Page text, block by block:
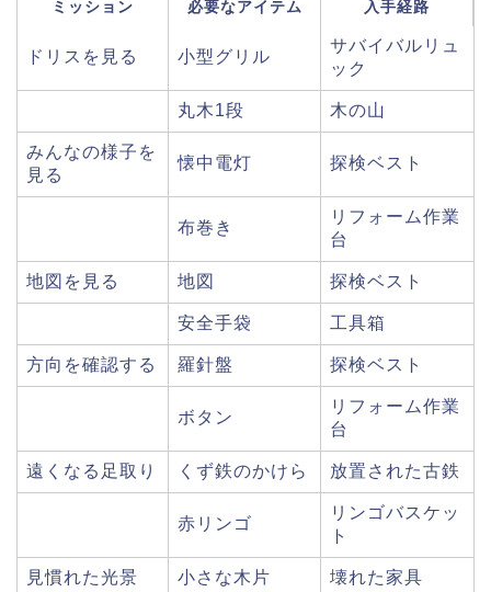
ミッション 必要なアイテム 入手経路
ドリスを見る 小型グリル
サバイバルリュ
ック
丸木1段 木の山
みんなの様子を
見る
懐中電灯 探検ベスト
布巻き
リフォーム作業
台
地図を見る 地図 探検ベスト
安全手袋 工具箱
方向を確認する 羅針盤 探検ベスト
ボタン
リフォーム作業
台
遠くなる足取り くず鉄のかけら 放置された古鉄
赤リンゴ
リンゴバスケッ
ト
見慣れた光景 小さな木片 壊れた家具